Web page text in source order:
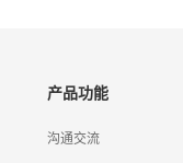
产品功能
沟通交流